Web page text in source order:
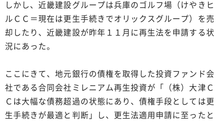
しかし、近畿建設グループは兵庫のゴルフ場（けやきヒ
ルＣＣ＝現在は更生手続きでオリックスグループ）を売
却したり、近畿建設が昨年１１月に再生法を申請する状
況にあった。
ここにきて、地元銀行の債権を取得した投資ファンド会
社である合同会社ミレニアム再生投資が「（株）大津Ｃ
Ｃは大幅な債務超過の状態にあり、債権手段としては更
生手続きが最適と判断」し、更生法適用申請に至ったと